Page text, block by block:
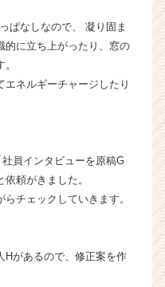
ぱなしなので、 凝り固ま
的に立ち上がったり、窓の
ネルギーチャージしたり
員インタビューを原稿G
頼がきました。
チェックしていきます。
Hがあるので、修正案を作